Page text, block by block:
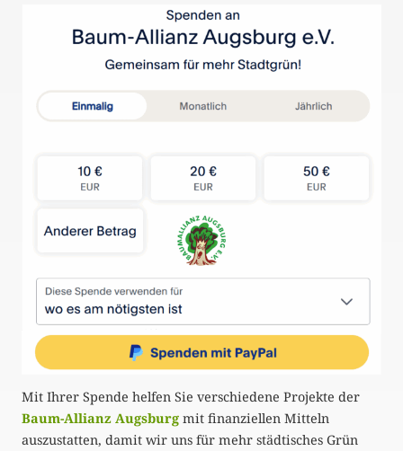
Mit Ihrer Spende helfen Sie verschiedene Projekte der
Baum-Allianz Augsburg mit finanziellen Mitteln
auszustatten, damit wir uns für mehr städtisches Grün